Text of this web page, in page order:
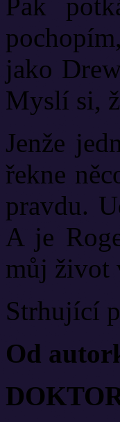
jako
Myslí si,
Jenže
řekne
pravdu.
A je
můj život
Strhující
Od